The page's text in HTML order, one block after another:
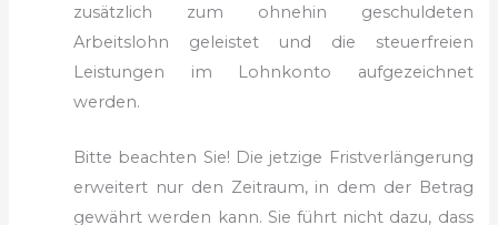
zusätzlich zum ohnehin geschuldeten
Arbeitslohn geleistet und die steuerfreien
Leistungen im Lohnkonto aufgezeichnet
werden.
Bitte beachten Sie! Die jetzige Fristverlängerung
erweitert nur den Zeitraum, in dem der Betrag
gewährt werden kann. Sie führt nicht dazu, dass